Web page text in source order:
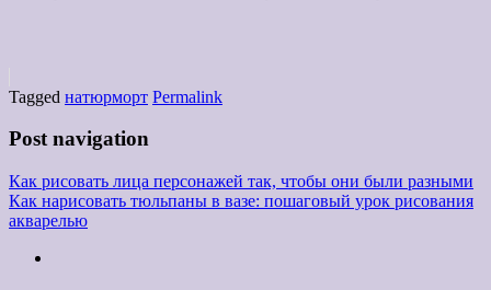
Tagged натюрморт Permalink
Post navigation
Как рисовать лица персонажей так, чтобы они были разными
Как нарисовать тюльпаны в вазе: пошаговый урок рисования
акварелью